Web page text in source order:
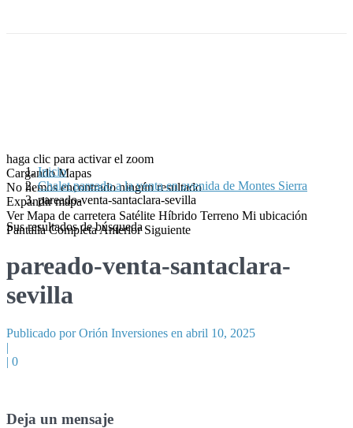
haga clic para activar el zoom
Cargando Mapas
No hemos encontrado ningún resultado
Expandir mapa
Ver Mapa de carretera Satélite Híbrido Terreno Mi ubicación
Pantalla CompletaAnterior Siguiente
Inicio
Chalet pareado a la venta en avenida de Montes Sierra
pareado-venta-santaclara-sevilla
Sus resultados de búsqueda
pareado-venta-santaclara-
sevilla
Publicado por Orión Inversiones en abril 10, 2025
|
| 0
Deja un mensaje